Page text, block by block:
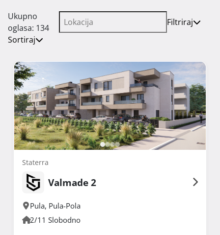
Ukupno
oglasa: 134
Filtriraj
Sortiraj
Staterra
Valmade 2
Pula, Pula-Pola
2/11 Slobodno